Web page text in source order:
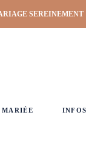
SEREINEMENT